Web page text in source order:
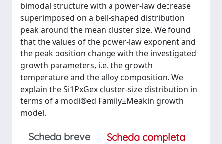
bimodal structure with a power-law decrease
superimposed on a bell-shaped distribution
peak around the mean cluster size. We found
that the values of the power-law exponent and
the peak position change with the investigated
growth parameters, i.e. the growth
temperature and the alloy composition. We
explain the Si1PxGex cluster-size distribution in
terms of a modi®ed Family±Meakin growth
model.
Scheda breve
Scheda completa